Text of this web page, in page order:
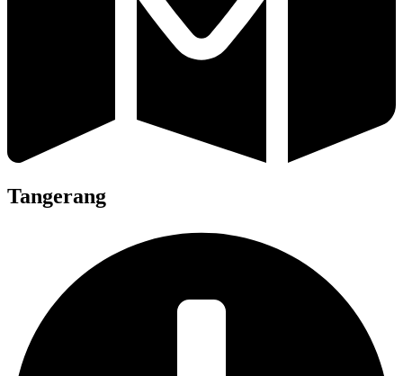
Tangerang